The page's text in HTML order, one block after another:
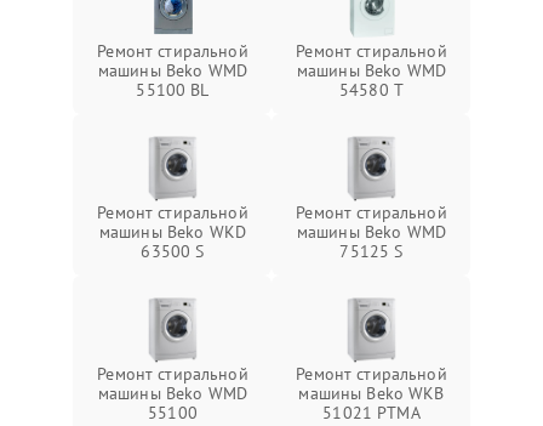
Ремонт стиральной
машины Beko WMD
55100 BL
Ремонт стиральной
машины Beko WMD
54580 T
Ремонт стиральной
машины Beko WKD
63500 S
Ремонт стиральной
машины Beko WMD
75125 S
Ремонт стиральной
машины Beko WMD
55100
Ремонт стиральной
машины Beko WKB
51021 PTМА